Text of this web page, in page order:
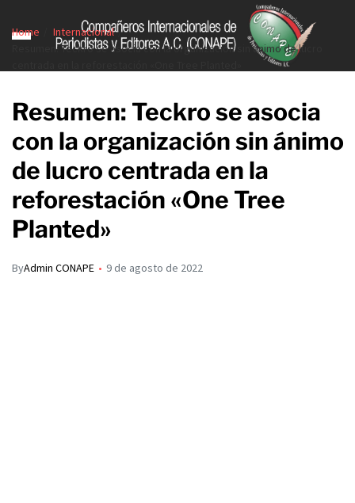
Home
Internacional
Resumen: Teckro se asocia con la organización sin ánimo de lucro
Resumen: Teckro se asocia
con la organización sin ánimo
de lucro centrada en la
reforestación «One Tree
Planted»
ByAdmin CONAPE 9 de agosto de 2022